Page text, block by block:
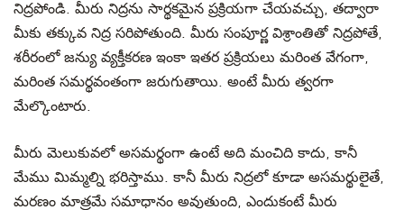
నిద్రపోండి. మీరు నిద్రను సార్థకమైన ప్రక్రియగా చేయవచ్చు, తద్వారా
మీకు తక్కువ నిద్ర సరిపోతుంది. మీరు సంపూర్ణ విశ్రాంతితో నిద్రపోతే,
శరీరంలో జన్యు వ్యక్తీకరణ ఇంకా ఇతర ప్రక్రియలు మరింత వేగంగా,
మరింత సమర్థవంతంగా జరుగుతాయి. అంటే మీరు త్వరగా
మేల్కొంటారు.
మీరు మెలుకువలో అసమర్థంగా ఉంటే అది మంచిది కాదు, కానీ
మేము మిమ్మల్ని భరిస్తాము. కానీ మీరు నిద్రలో కూడా అసమర్థులైతే,
మరణం మాత్రమే సమాధానం అవుతుంది, ఎందుకంటే మీరు